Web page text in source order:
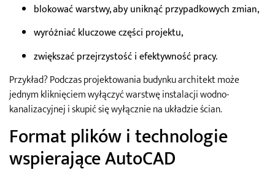
blokować warstwy, aby uniknąć przypadkowych zmian,
wyróżniać kluczowe części projektu,
zwiększać przejrzystość i efektywność pracy.
Przykład? Podczas projektowania budynku architekt może
jednym kliknięciem wyłączyć warstwę instalacji wodno-
kanalizacyjnej i skupić się wyłącznie na układzie ścian.
Format plików i technologie
wspierające AutoCAD